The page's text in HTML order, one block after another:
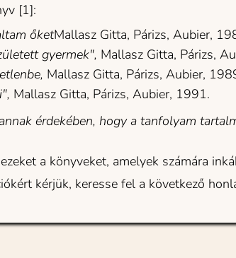
[1]:
őketMallasz Gitta, Párizs, Aubier,
gyermek", Mallasz Gitta, Párizs,
Mallasz Gitta, Párizs, Aubier,
Mallasz Gitta, Párizs, Aubier, 1991.
érdekében, hogy a tanfolyam
a könyveket, amelyek számára
kérjük, keresse fel a következő